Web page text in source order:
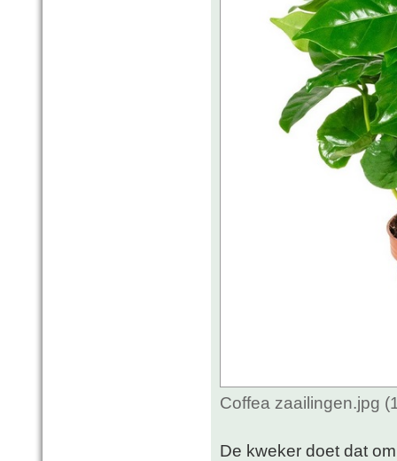
Coffea zaailingen.jpg
De kweker doet dat